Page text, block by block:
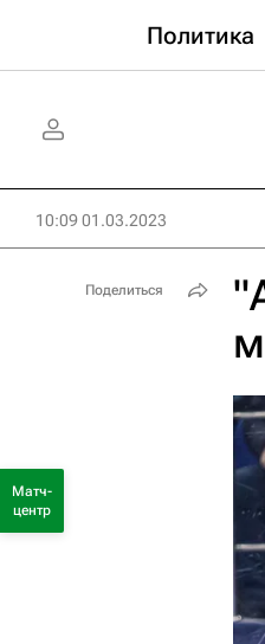
Политика
10:09 01.03.2023
Поделиться
Матч-
центр